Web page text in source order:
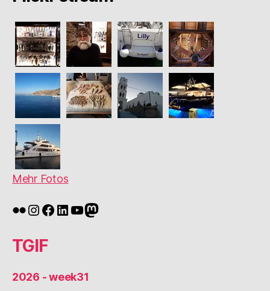
Mehr Fotos
Flickr
Instagram
Facebook
LinkedIn
YouTube
Mastodon
TGIF
2026 - week31